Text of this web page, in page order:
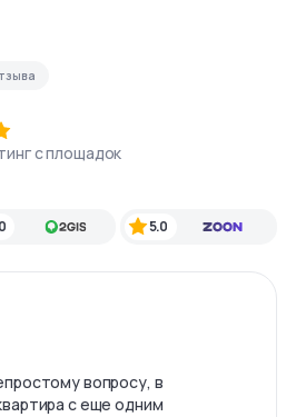
с площадок
5.0
вопросу, в
с еще одним